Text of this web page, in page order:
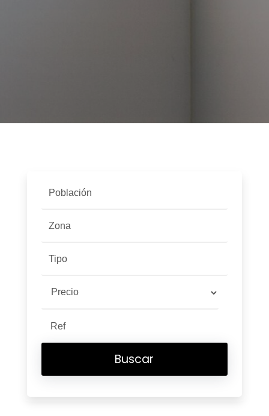
Selecciona localidades
Población
Zona
Tipo
Buscar